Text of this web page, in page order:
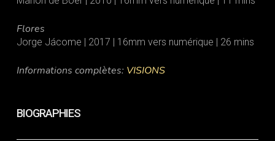
Flores
Jorge Jácome | 2017 | 16mm vers numérique | 26 mins
Informations complètes: VISIONS
BIOGRAPHIES